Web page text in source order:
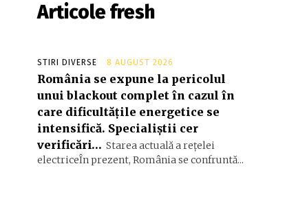
Articole fresh
STIRI DIVERSE 8 AUGUST 2026
România se expune la pericolul
unui blackout complet în cazul în
care dificultățile energetice se
intensifică. Specialiștii cer
verificări… Starea actuală a rețelei
electriceÎn prezent, România se confruntă...